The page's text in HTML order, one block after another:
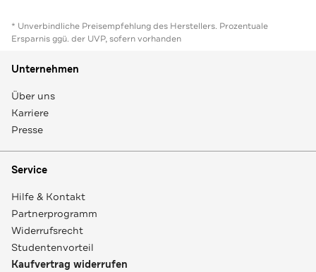
* Unverbindliche Preisempfehlung des Herstellers. Prozentuale
Ersparnis ggü. der UVP, sofern vorhanden
Unternehmen
Über uns
Karriere
Presse
Service
Hilfe & Kontakt
Partnerprogramm
Widerrufsrecht
Studentenvorteil
Kaufvertrag widerrufen